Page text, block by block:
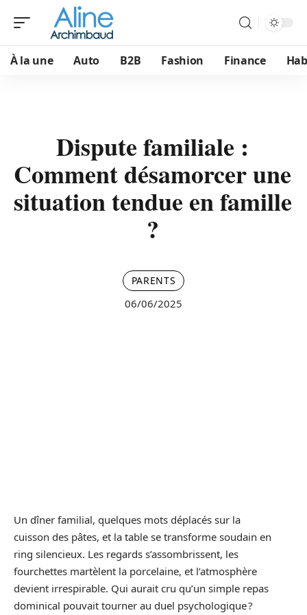
À la une Auto B2B Fashion Finance
Dispute familiale :
Comment désamorcer une
situation tendue en famille
?
PARENTS
06/06/2025
Un dîner familial, quelques mots déplacés sur la
cuisson des pâtes, et la table se transforme soudain en
ring silencieux. Les regards s’assombrissent, les
fourchettes martèlent la porcelaine, et l’atmosphère
devient irrespirable. Qui aurait cru qu’un simple repas
dominical pouvait tourner au duel psychologique ?